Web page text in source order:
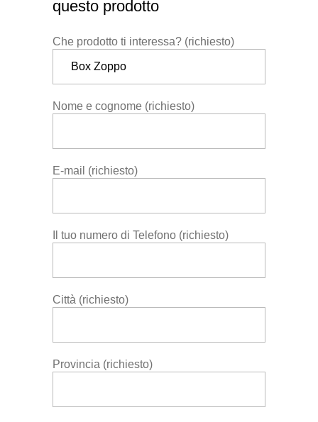
questo prodotto
Che prodotto ti interessa? (richiesto)
Nome e cognome (richiesto)
E-mail (richiesto)
Il tuo numero di Telefono (richiesto)
Città (richiesto)
Provincia (richiesto)